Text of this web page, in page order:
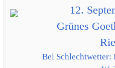
12.
Grünes
Bei Schlechtwetter: